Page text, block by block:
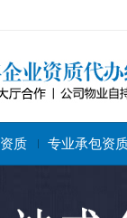
质 专业承包资
劳务资质